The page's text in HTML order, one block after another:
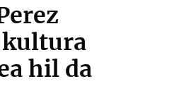
kultura
hil da